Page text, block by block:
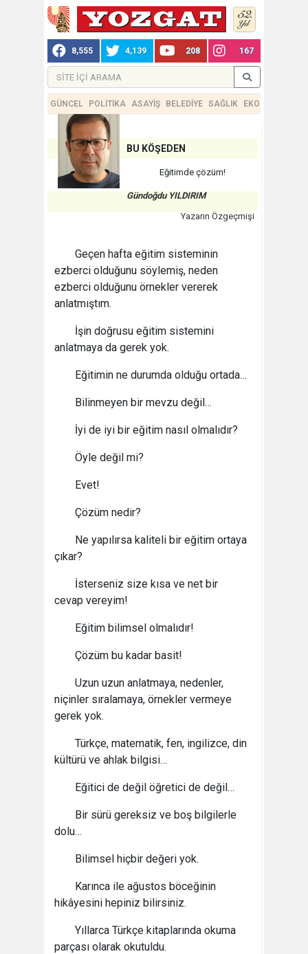
8,555 4,139 208 167
GÜNCEL POLİTİKA ASAYİŞ BELEDİYE SAĞLIK EKONOMİ
BU KÖŞEDEN
Eğitimde çözüm!
Gündoğdu YILDIRIM
Yazarın Özgeçmişi
Geçen hafta eğitim sisteminin
ezberci olduğunu söylemiş, neden
ezberci olduğunu örnekler vererek
anlatmıştım.
İşin doğrusu eğitim sistemini
anlatmaya da gerek yok.
Eğitimin ne durumda olduğu ortada…
Bilinmeyen bir mevzu değil…
İyi de iyi bir eğitim nasıl olmalıdır?
Öyle değil mi?
Evet!
Çözüm nedir?
Ne yapılırsa kaliteli bir eğitim ortaya
çıkar?
İsterseniz size kısa ve net bir
cevap vereyim!
Eğitim bilimsel olmalıdır!
Çözüm bu kadar basit!
Uzun uzun anlatmaya, nedenler,
niçinler sıralamaya, örnekler vermeye
gerek yok.
Türkçe, matematik, fen, ingilizce, din
kültürü ve ahlak bilgisi…
Eğitici de değil öğretici de değil…
Bir sürü gereksiz ve boş bilgilerle
dolu…
Bilimsel hiçbir değeri yok.
Karınca ile ağustos böceğinin
hikâyesini hepiniz bilirsiniz.
Yıllarca Türkçe kitaplarında okuma
parçası olarak okutuldu.